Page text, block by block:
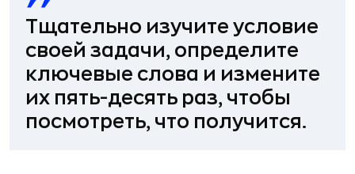
Тщательно изучите условие
своей задачи, определите
ключевые слова и измените
их пять-десять раз, чтобы
посмотреть, что получится.